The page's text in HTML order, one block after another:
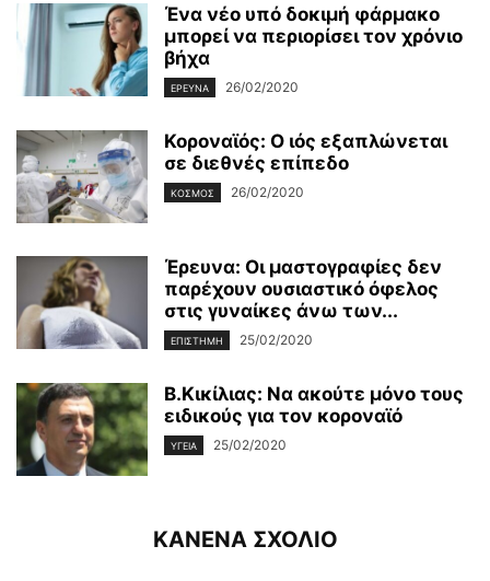
Ένα νέο υπό δοκιμή φάρμακο
μπορεί να περιορίσει τον χρόνιο
βήχα
ΈΡΕΥΝΑ 26/02/2020
Κοροναϊός: Ο ιός εξαπλώνεται
σε διεθνές επίπεδο
ΚΌΣΜΟΣ 26/02/2020
Έρευνα: Οι μαστογραφίες δεν
παρέχουν ουσιαστικό όφελος
στις γυναίκες άνω των...
ΕΠΙΣΤΉΜΗ 25/02/2020
Β.Κικίλιας: Να ακούτε μόνο τους
ειδικούς για τον κοροναϊό
ΥΓΕΊΑ 25/02/2020
ΚΑΝΕΝΑ ΣΧΟΛΙΟ